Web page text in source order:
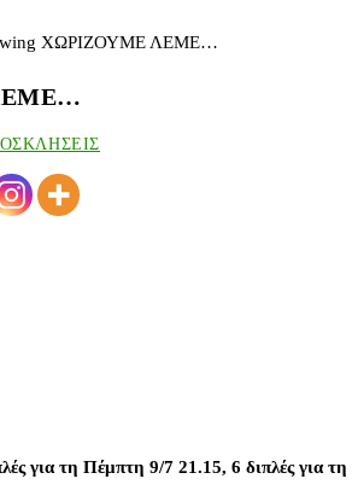
για τη Πέμπτη 9/7 21.15, 6 διπλές για